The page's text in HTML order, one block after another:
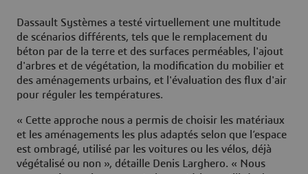
Dassault Systèmes a testé virtuellement une multitude
de scénarios différents, tels que le remplacement du
béton par de la terre et des surfaces perméables, l'ajout
d'arbres et de végétation, la modification du mobilier et
des aménagements urbains, et l'évaluation des flux d'air
pour réguler les températures.
« Cette approche nous a permis de choisir les matériaux
et les aménagements les plus adaptés selon que l’espace
est ombragé, utilisé par les voitures ou les vélos, déjà
végétalisé ou non », détaille Denis Larghero. « Nous